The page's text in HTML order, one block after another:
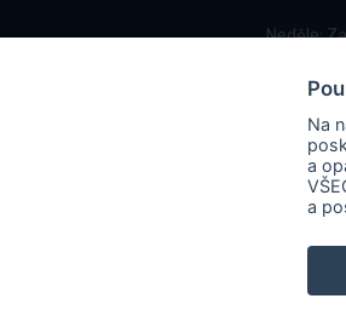
Neděle:
Webové stránky
PNEUCENTRUM N & N s. r. o.ve
OLOMOUC“, rgč. CZ.31.3.0/
elektrárna vč. akumulace s
Na
a
a